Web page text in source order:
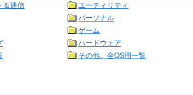
＆通信
ユーティリティ
パーソナル
ゲーム
ハードウェア
その他、全OS用一覧